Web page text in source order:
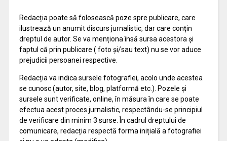
Redacția poate să folosească poze spre publicare, care
ilustrează un anumit discurs jurnalistic, dar care conțin
dreptul de autor. Se va menționa însă sursa acestora și
faptul că prin publicare ( foto și/sau text) nu se vor aduce
prejudicii persoanei respective.
Redacția va indica sursele fotografiei, acolo unde acestea
se cunosc (autor, site, blog, platformă etc.). Pozele și
sursele sunt verificate, online, în măsura în care se poate
efectua acest proces jurnalistic, respectându-se principiul
de verificare din minim 3 surse. În cadrul dreptului de
comunicare, redacția respectă forma inițială a fotografiei